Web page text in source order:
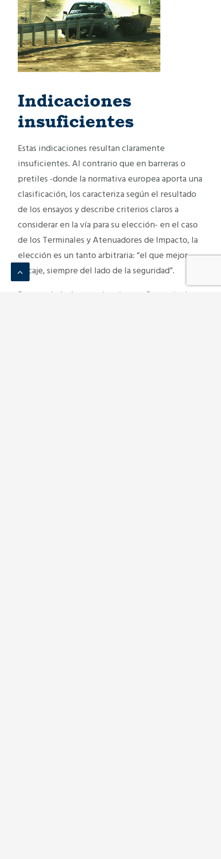
Indicaciones
insuficientes
Estas indicaciones resultan claramente
insuficientes. Al contrario que en barreras o
pretiles -donde la normativa europea aporta una
clasificación, los caracteriza según el resultado
de los ensayos y describe criterios claros a
considerar en la vía para su elección- en el caso
de los Terminales y Atenuadores de Impacto, la
elección es un tanto arbitraria: “el que mejor
encaje, siempre del lado de la seguridad”.
Por otro lado, la experiencia enseña que incluso